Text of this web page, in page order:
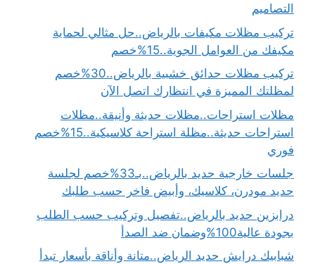
التصاميم
تركيب مظلات مكيفات بالرياض..حل مثالي لحماية
مكيفك من العوامل الجوية..15%خصم
تركيب مظلات حدائق خشبية بالرياض..30%خصم
لمظلتك المميزة في انتظارك اتصل الآن
مظلات استراحات..مظلات حديثة وأنيقة..مظلات
استراحات حديثة..مظلة استراحة كلاسيكية..15%خصم
فوري
جلسات خارجية حديد بالرياض..بـ33%خصم لجلسة
حديد مودرن، كلاسيك، وأبيض فاخر حسب طلبك
درابزين حديد بالرياض..تفصيل وتركيب حسب الطلب
بجودة عالية100%وضمان ضد الصدأ
شبابيك درايش حديد الرياض..متانة وأناقة بأسعار تبدأ